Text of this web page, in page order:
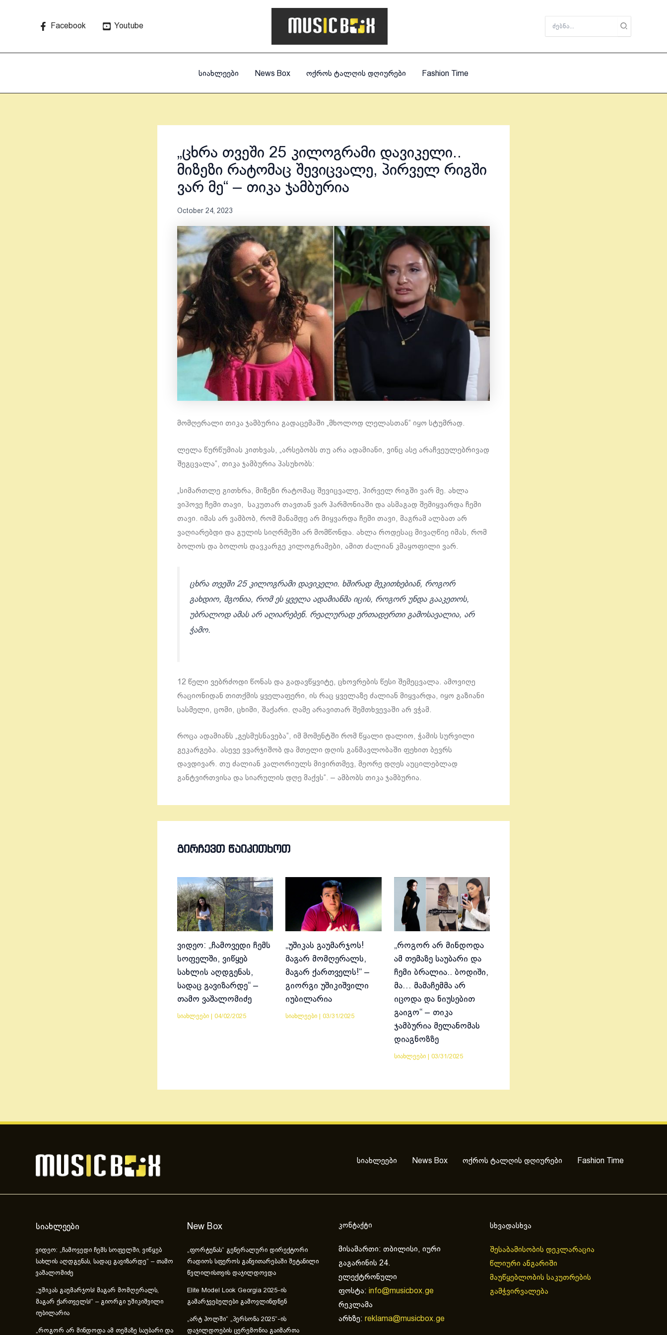
Facebook Youtube
for:
სიახლეები News Box ოქროს ტალღის დღიურები Fashion Time
„ცხრა თვეში 25 კილოგრამი დავიკელი..
მიზეზი რატომაც შევიცვალე, პირველ რიგში
ვარ მე“ – თიკა ჯამბურია
October 24, 2023
მომღერალი თიკა ჯამბურია გადაცემაში „მხოლოდ ლელასთან“ იყო სტუმრად.
ლელა წურწუმიას კითხვას, „არსებობს თუ არა ადამიანი, ვინც ასე არაჩვეულებრივად
შეგცვალა“, თიკა ჯამბურია პასუხობს:
„სიმართლე გითხრა, მიზეზი რატომაც შევიცვალე, პირველ რიგში ვარ მე. ახლა
ვიპოვე ჩემი თავი, საკუთარ თავთან ვარ ჰარმონიაში და ასმაგად შემიყვარდა ჩემი
თავი. იმას არ ვამბობ, რომ მანამდე არ მიყვარდა ჩემი თავი, მაგრამ ალბათ არ
ვაღიარებდი და გულის სიღრმეში არ მომწონდა. ახლა როდესაც მივაღწიე იმას, რომ
ბოლოს და ბოლოს დავკარგე კილოგრამები, ამით ძალიან კმაყოფილი ვარ.
ცხრა თვეში 25 კილოგრამი დავიკელი. ხშირად მეკითხებიან, როგორ
გახდიო, მგონია, რომ ეს ყველა ადამიანმა იცის, როგორ უნდა გააკეთოს,
უბრალოდ ამას არ აღიარებენ. რეალურად ერთადერთი გამოსავალია, არ
ჭამო.
12 წელი ვებრძოდი წონას და გადავწყვიტე, ცხოვრების წესი შემეცვალა. ამოვიღე
რაციონიდან თითქმის ყველაფერი, ის რაც ყველაზე ძალიან მიყვარდა, იყო გაზიანი
სასმელი, ცომი, ცხიმი, შაქარი. ღამე არავითარ შემთხვევაში არ ვჭამ.
როცა ადამიანს „გესმუსნავება“, იმ მომენტში რომ წყალი დალიო, ჭამის სურვილი
გეკარგება. ასევე ვვარჯიშობ და მთელი დღის განმავლობაში ფეხით ბევრს
დავდივარ. თუ ძალიან კალორიულს მივირთმევ, მეორე დღეს აუცილებლად
განტვირთვისა და სიარულის დღე მაქვს“. – ამბობს თიკა ჯამბურია.
ᲒᲘᲠᲩᲔᲕᲗ ᲬᲐᲘᲙᲘᲗᲮᲝᲗ
ვიდეო: „ჩამოვედი ჩემს
სოფელში, ვიწყებ
სახლის აღდგენას,
სადაც გავიზარდე“ –
თამო ვაშალომიძე
სიახლეები 04/02/2025
„უშიკას გაუმარჯოს!
მაგარ მომღერალს,
მაგარ ქართველს!“ –
გიორგი უშიკიშვილი
იუბილარია
სიახლეები |03/31/2025
„როგორ არ მინდოდა
ამ თემაზე საუბარი და
ჩემი ბრალია.. ბოდიში,
მა… მამაჩემმა არ
იცოდა და ნიუსებით
გაიგო“ – თიკა
ჯამბურია მელანომას
დიაგნოზზე
სიახლეები| 03/31/2025
სიახლეები News Box ოქროს ტალღის დღიურები Fashion Time
სიახლეები
ვიდეო: „ჩამოვედი ჩემს სოფელში, ვიწყებ
სახლის აღდგენას, სადაც გავიზარდე“ – თამო
ვაშალომიძე
„უშიკას გაუმარჯოს! მაგარ მომღერალს,
მაგარ ქართველს!“ – გიორგი უშიკიშვილი
იუბილარია
„როგორ არ მინდოდა ამ თემაზე საუბარი და
New Box
„ფორტუნას“ გენერალური დირექტორი
რადიოს სფეროს განვითარებაში შეტანილი
წვლილისთვის დაჯილდოვდა
Elite Model Look Georgia 2025-ის
გამარჯვებულები გამოვლინდნენ
„არტ ჰოლში“ „პერსონა 2025“-ის
დაჯილდოების ცერემონია გაიმართა
კონტაქტი
მისამართი: თბილისი, იური
გაგარინის 24.
ელექტრონული
ფოსტა: info@musicbox.ge
რეკლამა
არხზე: reklama@musicbox.ge
სხვადასხვა
შესაბამისობის დეკლარაცია
წლიური ანგარიში
მაუწყებლობის საკუთრების
გამჭვირვალება